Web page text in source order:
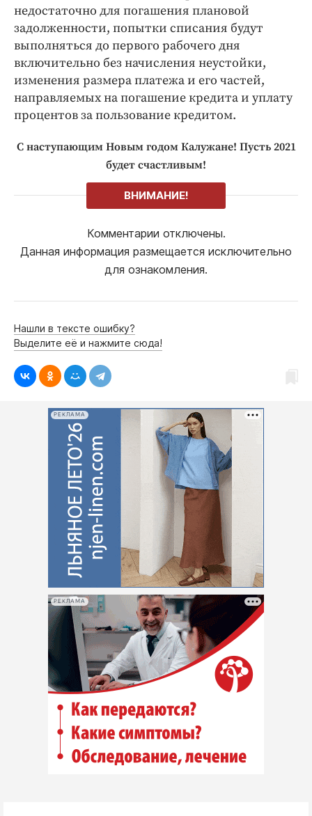
недостаточно для погашения плановой
задолженности, попытки списания будут
выполняться до первого рабочего дня
включительно без начисления неустойки,
изменения размера платежа и его частей,
направляемых на погашение кредита и уплату
процентов за пользование кредитом.
С наступающим Новым годом Калужане! Пусть 2021
будет счастливым!
ВНИМАНИЕ!
Комментарии отключены.
Данная информация размещается исключительно
для ознакомления.
Нашли в тексте ошибку?
Выделите её и нажмите сюда!
РЕКЛАМА
РЕКЛАМА